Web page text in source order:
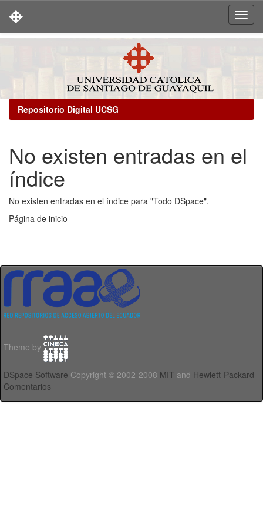
Repositorio Digital UCSG
No existen entradas en el
índice
No existen entradas en el índice para "Todo DSpace".
Página de inicio
Theme by
DSpace Software Copyright © 2002-2008 MIT and Hewlett-Packard -
Comentarios